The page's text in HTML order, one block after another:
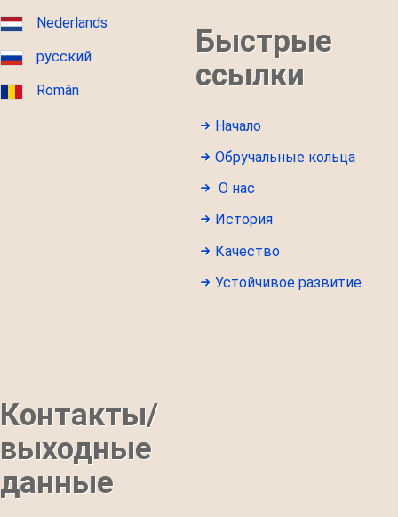
Nederlands
русский
Român
Быстрые
ссылки
Начало
Обручальные кольца
О нас
История
Качество
Устойчивое развитие
Контакты/
выходные
данные